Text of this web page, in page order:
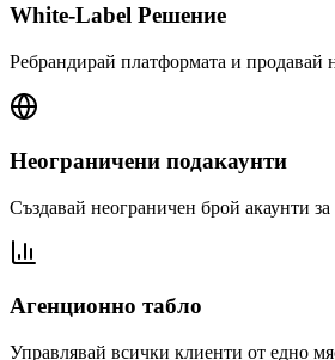
White-Label Решение
Ребрандирай платформата и продавай
Неограничени подакаунти
Създавай неограничен брой акаунти
Агенционно табло
Управлявай всички клиенти от едно